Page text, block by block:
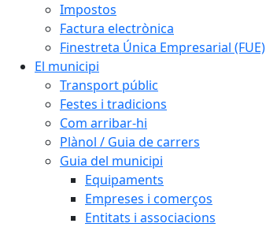
Impostos
Factura electrònica
Finestreta Única Empresarial (FUE)
El municipi
Transport públic
Festes i tradicions
Com arribar-hi
Plànol / Guia de carrers
Guia del municipi
Equipaments
Empreses i comerços
Entitats i associacions